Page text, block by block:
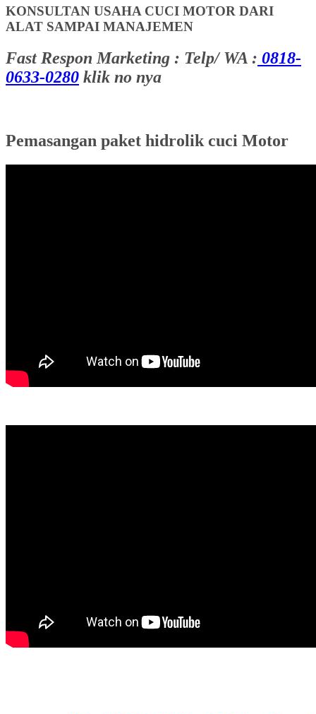
KONSULTAN USAHA CUCI MOTOR DARI
ALAT SAMPAI MANAJEMEN
Fast Respon Marketing : Telp/ WA : 0818-
0633-0280 klik no nya
Pemasangan paket hidrolik cuci Motor